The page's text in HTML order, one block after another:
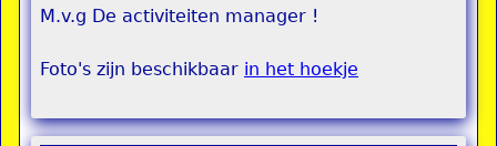
M.v.g De activiteiten manager !
Foto's zijn beschikbaar in het hoekje